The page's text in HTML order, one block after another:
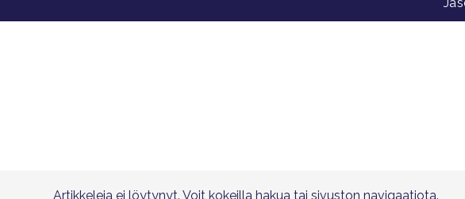
Artikkeleja ei löytynyt. Voit kokeilla hakua tai sivuston navigaatiota.